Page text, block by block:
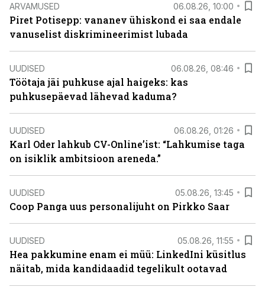
ARVAMUSED 06.08.26, 10:00
Piret Potisepp: vananev ühiskond ei saa endale
vanuselist diskrimineerimist lubada
UUDISED 06.08.26, 08:46
Töötaja jäi puhkuse ajal haigeks: kas
puhkusepäevad lähevad kaduma?
UUDISED 06.08.26, 01:26
Karl Oder lahkub CV-Online’ist: “Lahkumise taga
on isiklik ambitsioon areneda.”
UUDISED 05.08.26, 13:45
Coop Panga uus personalijuht on Pirkko Saar
UUDISED 05.08.26, 11:55
Hea pakkumine enam ei müü: LinkedIni küsitlus
näitab, mida kandidaadid tegelikult ootavad